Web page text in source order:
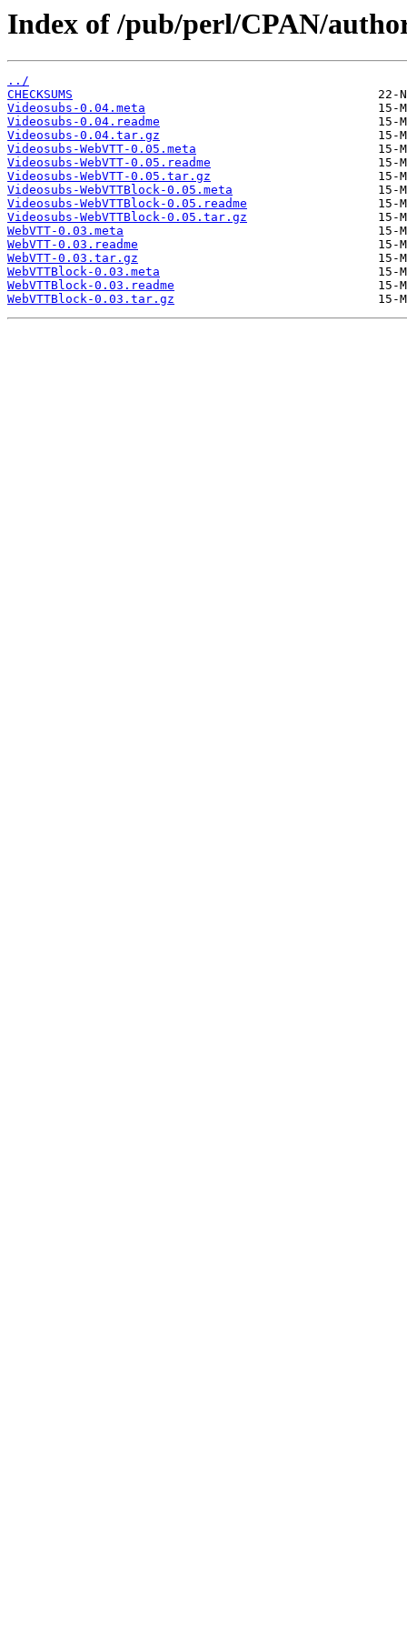
Index of /pub/perl/CPAN/
../
CHECKSUMS
Videosubs-0.04.meta
Videosubs-0.04.readme
Videosubs-0.04.tar.gz
Videosubs-WebVTT-0.05.meta
Videosubs-WebVTT-0.05.readme
Videosubs-WebVTT-0.05.tar.gz
Videosubs-WebVTTBlock-0.05.meta
Videosubs-WebVTTBlock-0.05.readme
Videosubs-WebVTTBlock-0.05.tar.gz
WebVTT-0.03.meta
WebVTT-0.03.readme
WebVTT-0.03.tar.gz
WebVTTBlock-0.03.meta
WebVTTBlock-0.03.readme
WebVTTBlock-0.03.tar.gz